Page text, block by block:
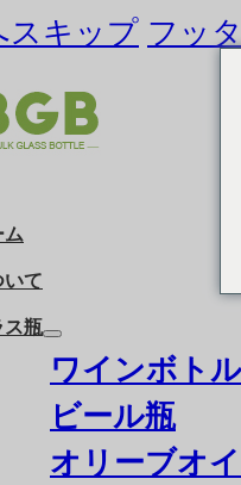
スキップ フッ
ム
て
ス瓶
ワインボトル
ビール瓶
オリーブオ